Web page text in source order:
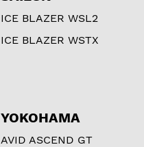
ICE BLAZER WSL2
ICE BLAZER WSTX
YOKOHAMA
AVID ASCEND GT